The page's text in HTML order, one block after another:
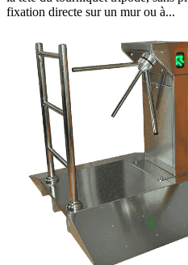
fixation directe sur un mur ou à...